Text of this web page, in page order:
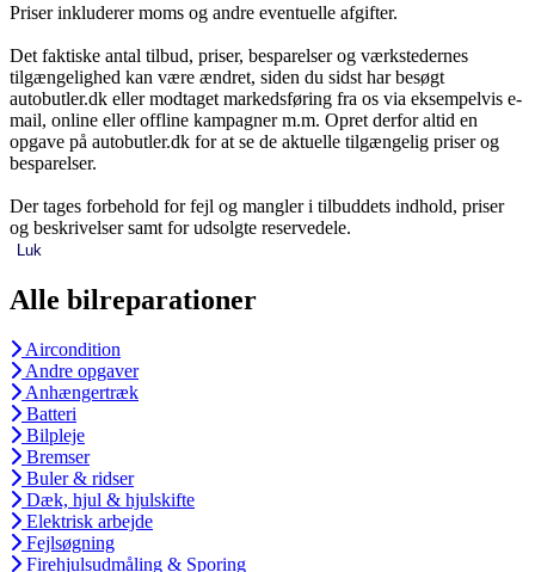
Priser inkluderer moms og andre eventuelle afgifter.
Det faktiske antal tilbud, priser, besparelser og værkstedernes
tilgængelighed kan være ændret, siden du sidst har besøgt
autobutler.dk eller modtaget markedsføring fra os via eksempelvis e-
mail, online eller offline kampagner m.m. Opret derfor altid en
opgave på autobutler.dk for at se de aktuelle tilgængelig priser og
besparelser.
Der tages forbehold for fejl og mangler i tilbuddets indhold, priser
og beskrivelser samt for udsolgte reservedele.
Luk
Alle bilreparationer
Aircondition
Andre opgaver
Anhængertræk
Batteri
Bilpleje
Bremser
Buler & ridser
Dæk, hjul & hjulskifte
Elektrisk arbejde
Fejlsøgning
Firehjulsudmåling & Sporing